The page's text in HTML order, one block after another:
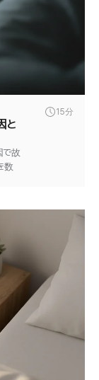
15分
と
で故
数